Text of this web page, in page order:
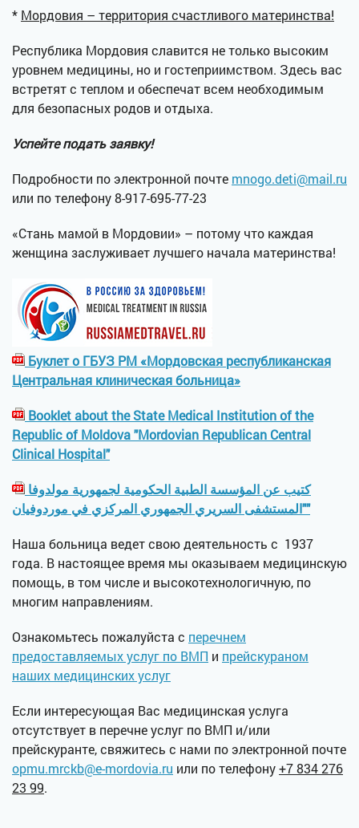
* Мордовия – территория счастливого материнства!
Республика Мордовия славится не только высоким
уровнем медицины, но и гостеприимством. Здесь вас
встретят с теплом и обеспечат всем необходимым
для безопасных родов и отдыха.
Успейте подать заявку!
Подробности по электронной почте mnogo.deti@mail.ru
или по телефону 8-917-695-77-23
«Стань мамой в Мордовии» – потому что каждая
женщина заслуживает лучшего начала материнства!
Буклет о ГБУЗ РМ «Мордовская республиканская
Центральная клиническая больница»
Booklet about the State Medical Institution of the
Republic of Moldova "Mordovian Republican Central
Clinical Hospital"
"المستشفى السريري الجمهوري المركزي في موردوفيان"
Наша больница ведет свою деятельность с 1937
года. В настоящее время мы оказываем медицинскую
помощь, в том числе и высокотехнологичную, по
многим направлениям.
Ознакомьтесь пожалуйста с перечнем
предоставляемых услуг по ВМП и прейскураном
наших медицинских услуг
Если интересующая Вас медицинская услуга
отсутствует в перечне услуг по ВМП и/или
прейскуранте, свяжитесь с нами по электронной почте
opmu.mrckb@e-mordovia.ru или по телефону+7 834 276
23 99.